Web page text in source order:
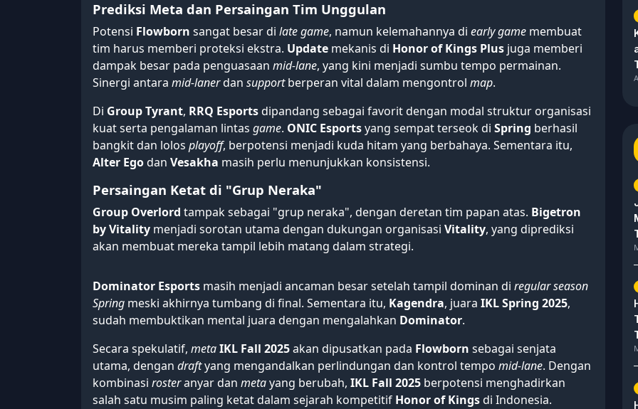
Prediksi Meta dan Persaingan Tim Unggulan
Potensi Flowborn sangat besar di late game, namun kelemahannya di early game membuat
tim harus memberi proteksi ekstra. Update mekanis di Honor of Kings Plus juga memberi
dampak besar pada penguasaan mid-lane, yang kini menjadi sumbu tempo permainan.
Sinergi antara mid-lanerdan supportberperan vital dalam mengontrol map.
Di Group Tyrant, RRQ Esportsdipandang sebagai favorit dengan modal struktur organisasi
kuat serta pengalaman lintas game. ONIC Esportsyang sempat terseok di Spring berhasil
bangkit dan lolos playoff, berpotensi menjadi kuda hitam yang berbahaya. Sementara itu,
Alter Egodan Vesakha masih perlu menunjukkan konsistensi.
Persaingan Ketat di "Grup Neraka"
Group Overlord tampak sebagai "grup neraka", dengan deretan tim papan atas. Bigetron
by Vitality menjadi sorotan utama dengan dukungan organisasi Vitality, yang diprediksi
akan membuat mereka tampil lebih matang dalam strategi.
Dominator Esports masih menjadi ancaman besar setelah tampil dominan di regular season
Spring meski akhirnya tumbang di final. Sementara itu, Kagendra, juara IKL Spring 2025,
sudah membuktikan mental juara dengan mengalahkan Dominator.
Secara spekulatif, metaIKL Fall 2025akan dipusatkan pada Flowborn sebagai senjata
utama, dengan draftyang mengandalkan perlindungan dan kontrol tempo mid-lane. Dengan
kombinasi rosteranyar dan metayang berubah, IKL Fall 2025 berpotensi menghadirkan
salah satu musim paling ketat dalam sejarah kompetitif Honor of Kingsdi Indonesia.